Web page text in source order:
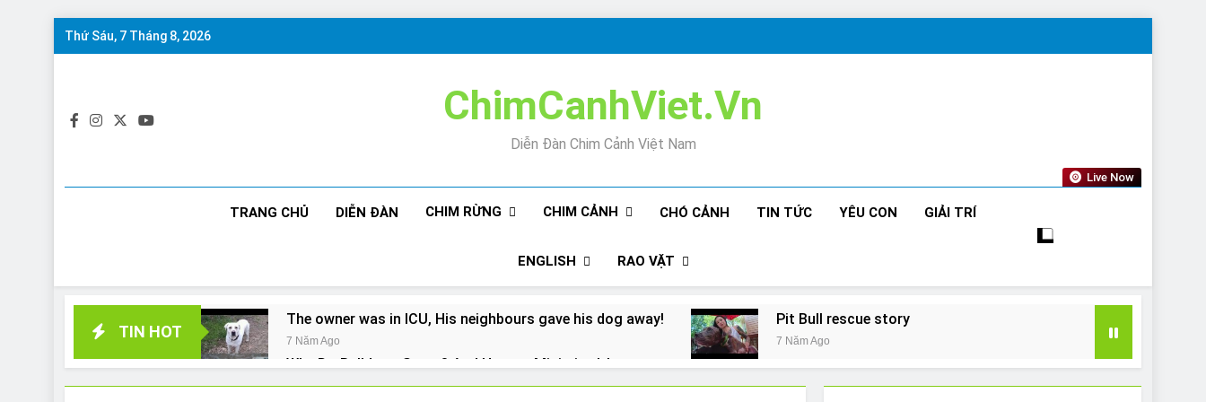
Skip
Thứ Sáu, 7 Tháng 8, 2026
ChimCanhViet.Vn
Diễn Đàn Chim Cảnh Việt Nam
Live Now
TRANG CHỦ DIỄN ĐÀN CHIM RỪNG CHIM CẢNH CHÓ CẢNH TIN TỨC YÊU CON GIẢI TRÍ
ENGLISH RAO VẶT
TIN HOT
The owner was in ICU, His neighbours gave his dog away!
7 Năm Ago
Pit Bull rescue story
7 Năm Ago
Why Do Bulldogs Snore? And How to Minimize It!
7 Năm Ago